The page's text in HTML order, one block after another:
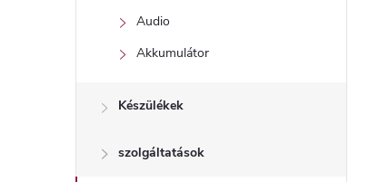
Audio
Akkumulátor
Készülékek
szolgáltatások